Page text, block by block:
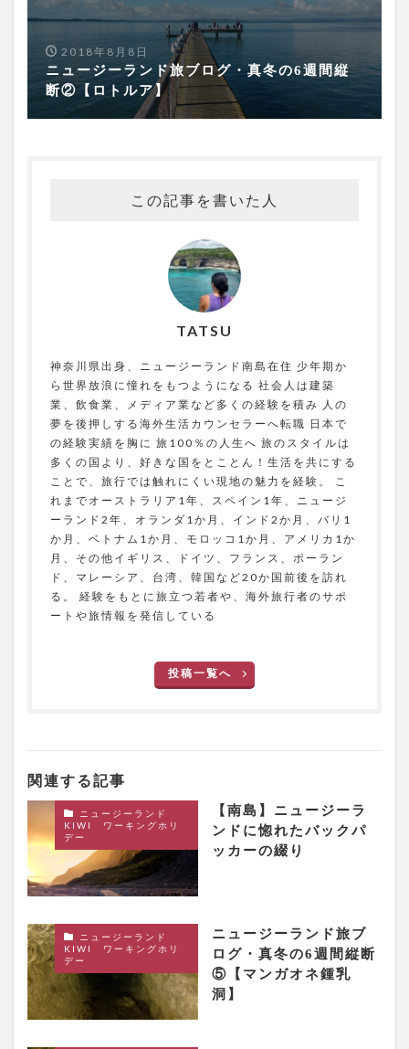
2018年8月8日
ニュージーランド旅ブログ・真冬の6週間縦
断②【ロトルア】
この記事を書いた人
TATSU
神奈川県出身、ニュージーランド南島在住 少年期か
ら世界放浪に憧れをもつようになる 社会人は建築
業、飲食業、メディア業など多くの経験を積み 人の
夢を後押しする海外生活カウンセラーへ転職 日本で
の経験実績を胸に 旅100％の人生へ 旅のスタイルは
多くの国より、好きな国をとことん！生活を共にする
ことで、旅行では触れにくい現地の魅力を経験。 こ
れまでオーストラリア1年、スペイン1年、ニュージ
ーランド2年、オランダ1か月、インド2か月、バリ1
か月、ベトナム1か月、モロッコ1か月、アメリカ1か
月、その他イギリス、ドイツ、フランス、ポーラン
ド、マレーシア、台湾、韓国など20か国前後を訪れ
る。 経験をもとに旅立つ若者や、海外旅行者のサポ
ートや旅情報を発信している
投稿一覧へ
関連する記事
ニュージーランド
KIWI ワーキングホリ
デー
【南島】ニュージーラ
ンドに惚れたバックパ
ッカーの綴り
ニュージーランド
KIWI ワーキングホリ
デー
ニュージーランド旅ブ
ログ・真冬の6週間縦断
⑤【マンガオネ鍾乳
洞】